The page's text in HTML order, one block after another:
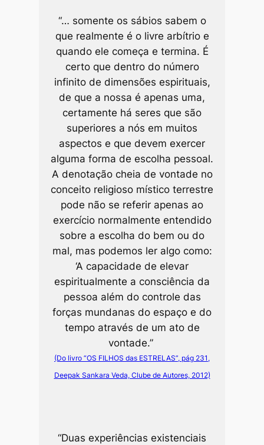
“… somente os sábios sabem o
que realmente é o livre arbítrio e
quando ele começa e termina. É
certo que dentro do número
infinito de dimensões espirituais,
de que a nossa é apenas uma,
certamente há seres que são
superiores a nós em muitos
aspectos e que devem exercer
alguma forma de escolha pessoal.
A denotação cheia de vontade no
conceito religioso místico terrestre
pode não se referir apenas ao
exercício normalmente entendido
sobre a escolha do bem ou do
mal, mas podemos ler algo como:
‘A capacidade de elevar
espiritualmente a consciência da
pessoa além do controle das
forças mundanas do espaço e do
tempo através de um ato de
vontade.”
(Do livro “OS FILHOS das ESTRELAS”, pág 231,
Deepak Sankara Veda, Clube de Autores, 2012)
“Duas experiências existenciais